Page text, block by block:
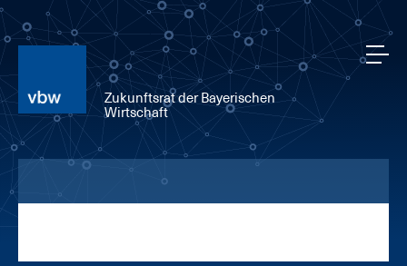
Zukunftsrat der Bayerischen
Wirtschaft